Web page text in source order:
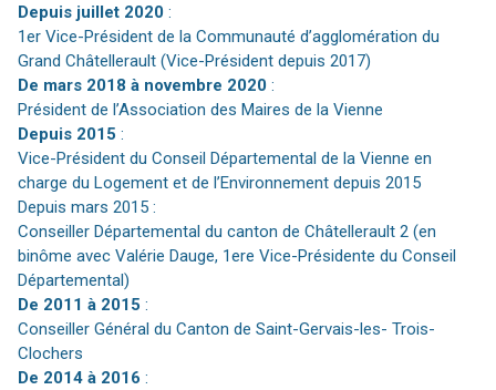
Depuis juillet 2020 :
1er Vice-Président de la Communauté d’agglomération du
Grand Châtellerault (Vice-Président depuis 2017)
De mars 2018 à novembre 2020 :
Président de l’Association des Maires de la Vienne
Depuis 2015 :
Vice-Président du Conseil Départemental de la Vienne en
charge du Logement et de l’Environnement depuis 2015
Depuis mars 2015 :
Conseiller Départemental du canton de Châtellerault 2 (en
binôme avec Valérie Dauge, 1ere Vice-Présidente du Conseil
Départemental)
De 2011 à 2015 :
Conseiller Général du Canton de Saint-Gervais-les- Trois-
Clochers
De 2014 à 2016 :